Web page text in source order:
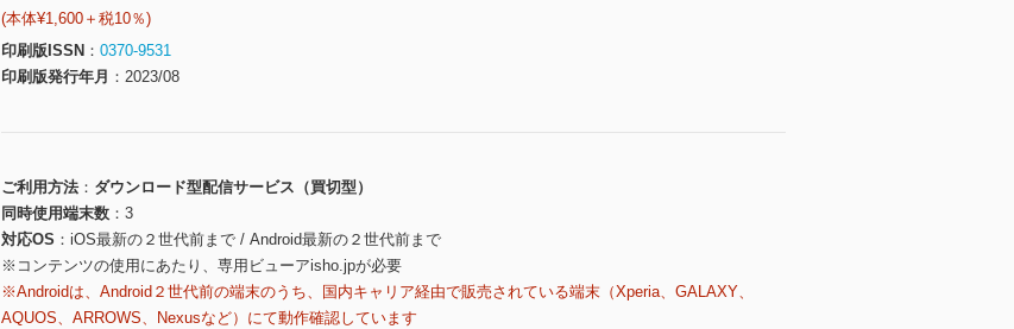
(本体¥1,600＋税10％)
印刷版ISSN
0370-9531
印刷版発行年月
2023/08
ご利用方法
ダウンロード型配信サービス（買切型）
同時使用端末数
3
対応OS
iOS最新の２世代前まで / Android最新の２世代前まで
※コンテンツの使用にあたり、専用ビューアisho.jpが必要
※Androidは、Android２世代前の端末のうち、国内キャリア経由で販売されている端末（Xperia、GALAXY、
AQUOS、ARROWS、Nexusなど）にて動作確認しています